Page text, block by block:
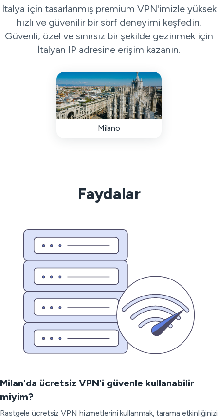
İtalya için tasarlanmış premium VPN'imizle yüksek
hızlı ve güvenilir bir sörf deneyimi keşfedin.
Güvenli, özel ve sınırsız bir şekilde gezinmek için
İtalyan IP adresine erişim kazanın.
Milano
Faydalar
Milan'da ücretsiz VPN'i güvenle kullanabilir
miyim?
Rastgele ücretsiz VPN hizmetlerini kullanmak, tarama etkinliğinizi